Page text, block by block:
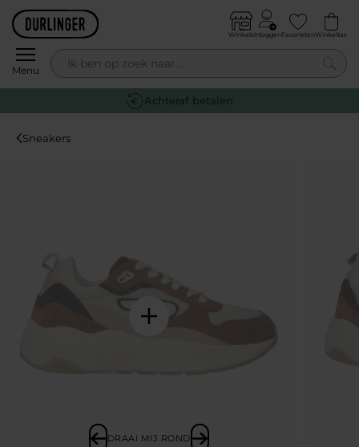
Skip to content
Menu
WinkelsInloggenFavorietenWinkeltas
0
Achteraf betalen
Sneakers
DRAAI MIJ ROND